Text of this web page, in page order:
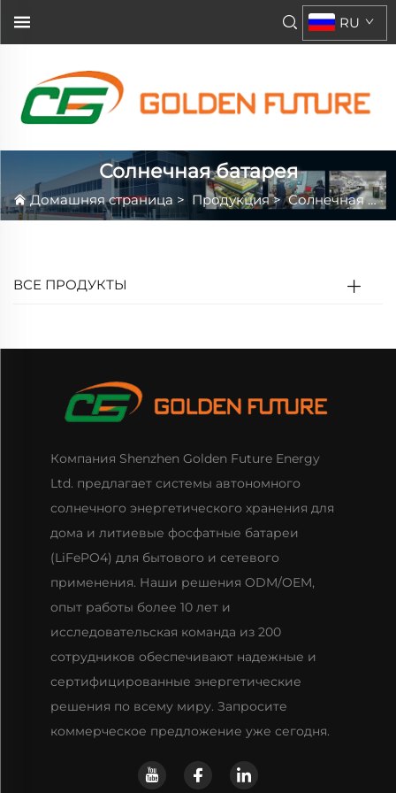
RU
Солнечная батарея
Домашняя страница > Продукция>Солнечная батарея
ВСЕ ПРОДУКТЫ
Компания Shenzhen Golden Future Energy
Ltd. предлагает системы автономного
солнечного энергетического хранения для
дома и литиевые фосфатные батареи
(LiFePO4) для бытового и сетевого
применения. Наши решения ODM/OEM,
опыт работы более 10 лет и
исследовательская команда из 200
сотрудников обеспечивают надежные и
сертифицированные энергетические
решения по всему миру. Запросите
коммерческое предложение уже сегодня.